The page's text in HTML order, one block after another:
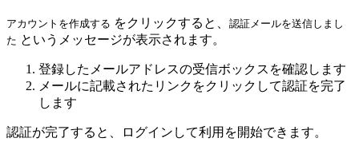
アカウントを作成する をクリックすると、 認証メールを送信しまし
た というメッセージが表示されます。
登録したメールアドレスの受信ボックスを確認します
メールに記載されたリンクをクリックして認証を完了
します
認証が完了すると、ログインして利用を開始できます。